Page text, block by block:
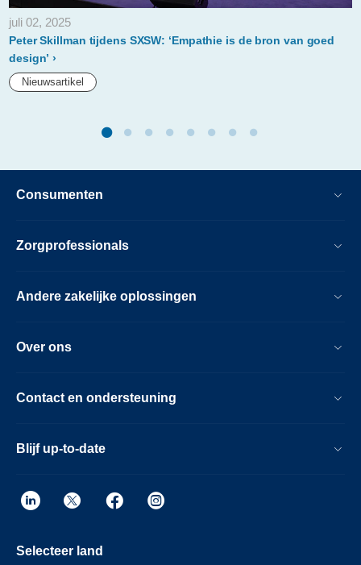
juli 02, 2025
Peter Skillman tijdens SXSW: ‘Empathie is de bron van goed
design’
Nieuwsartikel
Consumenten
Zorgprofessionals
Andere zakelijke oplossingen
Over ons
Contact en ondersteuning
Blijf up-to-date
Selecteer land